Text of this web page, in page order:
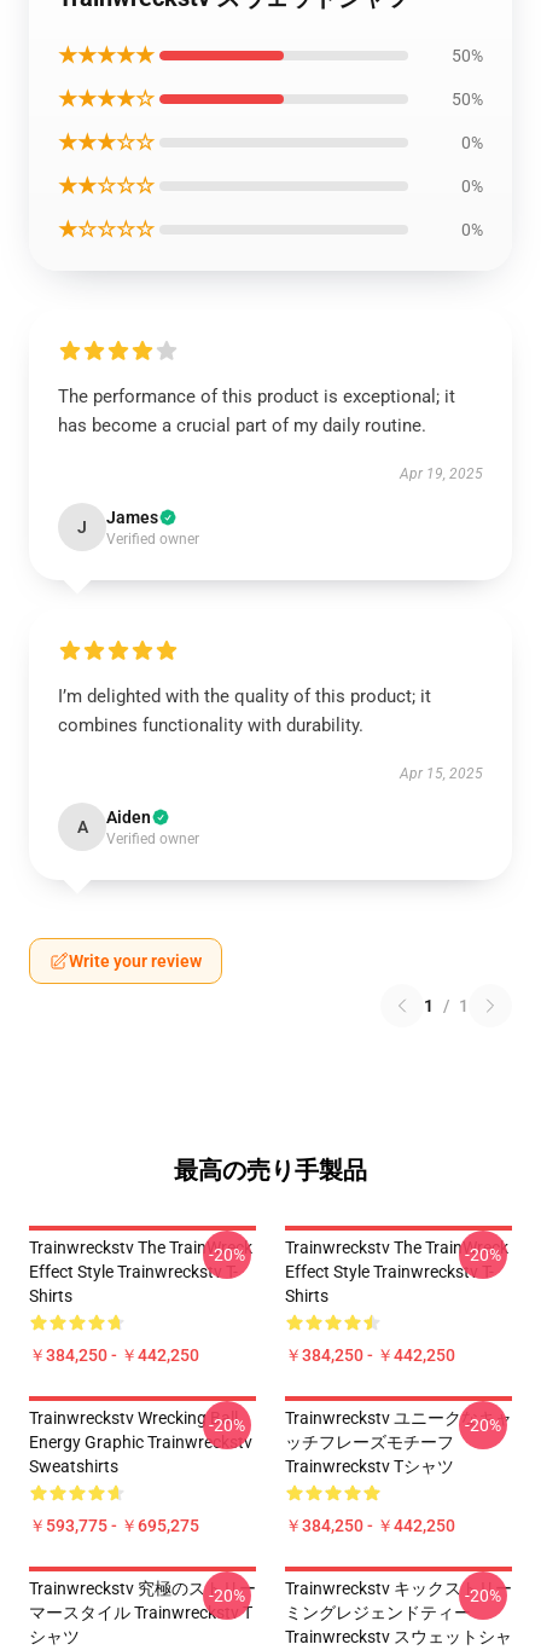
★★★★★ 50%
★★★★☆ 50%
★★★☆☆ 0%
★★☆☆☆ 0%
★☆☆☆☆ 0%
The performance of this product is exceptional; it
has become a crucial part of my daily routine.
Apr 19, 2025
J James
Verified owner
I’m delighted with the quality of this product; it
combines functionality with durability.
Apr 15, 2025
A Aiden
Verified owner
Write your review
1 / 1
最高の売り手製品
Trainwreckstv The TrainWreck
Effect Style Trainwreckstv T-
Shirts
￥384,250 - ￥442,250
-20%
Trainwreckstv The TrainWreck
Effect Style Trainwreckstv T-
Shirts
￥384,250 - ￥442,250
-20%
Trainwreckstv Wrecking Ball
Energy Graphic Trainwreckstv
Sweatshirts
￥593,775 - ￥695,275
-20%
Trainwreckstv ユニークなキャ
ッチフレーズモチーフ
Trainwreckstv Tシャツ
￥384,250 - ￥442,250
-20%
Trainwreckstv 究極のストリー
マースタイル Trainwreckstv T
シャツ
-20%
Trainwreckstv キックストリー
ミングレジェンドティー
Trainwreckstv スウェットシャ
-20%